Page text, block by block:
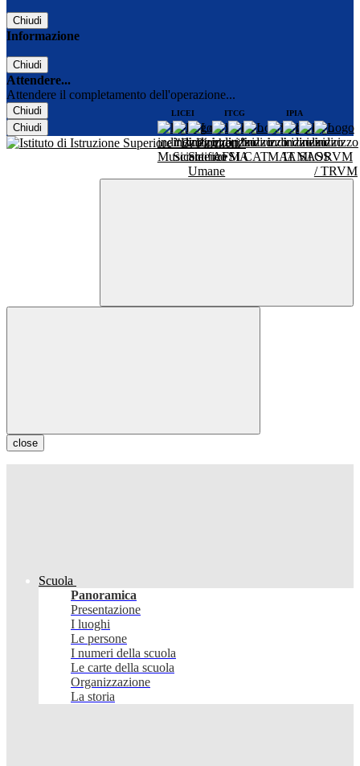
Chiudi
Informazione
Chiudi
Attendere...
Attendere il completamento dell'operazione...
Chiudi
Chiudi
LICEI ITCG IPIA
close
Scuola
Panoramica
Presentazione
I luoghi
Le persone
I numeri della scuola
Le carte della scuola
Organizzazione
La storia